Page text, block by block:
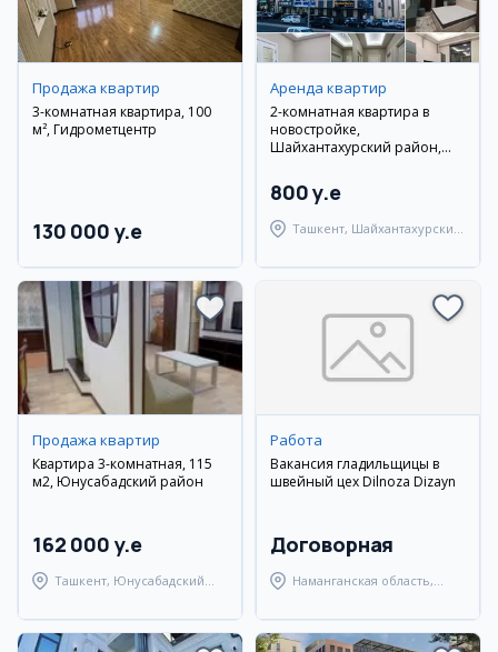
Продажа квартир
3-комнатная квартира, 100
м², Гидрометцентр
130 000 y.e
Аренда квартир
2-комнатная квартира в
новостройке,
Шайхантахурский район,
800 y.e
Ташкент, Шайхантахурский
Продажа квартир
Квартира 3-комнатная, 115
м2, Юнусабадский район
162 000 y.e
Ташкент, Юнусабадский
Работа
Вакансия гладильщицы в
швейный цех Dilnoza Dizayn
Договорная
Наманганская область,